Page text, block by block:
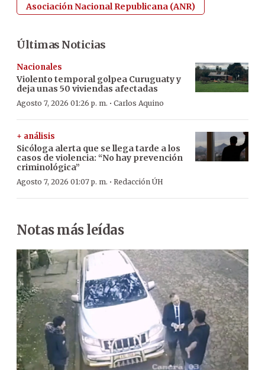
Asociación Nacional Republicana (ANR)
Últimas Noticias
Nacionales
Violento temporal golpea Curuguaty y
deja unas 50 viviendas afectadas
Agosto 7, 2026 01:26 p. m. · Carlos Aquino
+ análisis
Sicóloga alerta que se llega tarde a los
casos de violencia: “No hay prevención
criminológica”
Agosto 7, 2026 01:07 p. m. · Redacción ÚH
Notas más leídas